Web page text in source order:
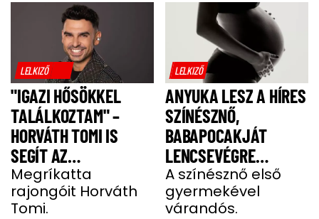
LELKIZŐ
"IGAZI HŐSÖKKEL
TALÁLKOZTAM" –
HORVÁTH TOMI IS
SEGÍT AZ
IZOMSORVADÁSOS
ALEXNEK
Megríkatta
rajongóit Horváth
Tomi.
LELKIZŐ
ANYUKA LESZ A HÍRES
SZÍNÉSZNŐ,
BABAPOCAKJÁT
LENCSEVÉGRE
KAPTÁK
A színésznő első
gyermekével
várandós.